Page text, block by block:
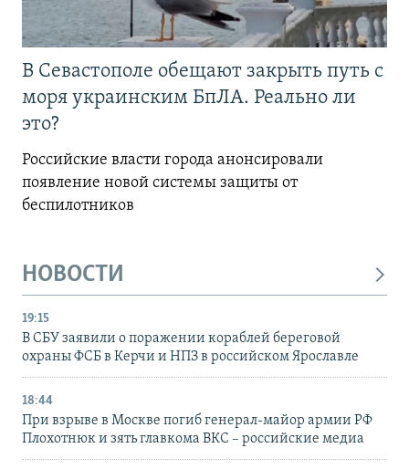
В Севастополе обещают закрыть путь с
моря украинским БпЛА. Реально ли
это?
Российские власти города анонсировали
появление новой системы защиты от
беспилотников
НОВОСТИ
19:15
В СБУ заявили о поражении кораблей береговой
охраны ФСБ в Керчи и НПЗ в российском Ярославле
18:44
При взрыве в Москве погиб генерал-майор армии РФ
Плохотнюк и зять главкома ВКС – российские медиа